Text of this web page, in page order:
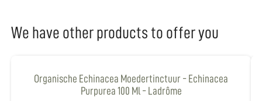
We have other products to offer you
Organische Echinacea Moedertinctuur - Echinacea
Purpurea 100 Ml - Ladrôme